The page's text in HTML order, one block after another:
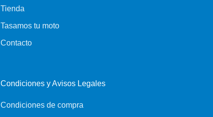
Tienda
Tasamos tu moto
Contacto
Condiciones y Avisos Legales
Condiciones de compra